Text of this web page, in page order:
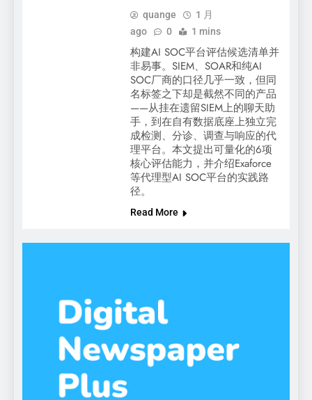
quange
1 月
ago
0 1 mins
构建AI SOC平台评估候选清单并
非易事。SIEM、SOAR和纯AI
SOC厂商的口径几乎一致，但同
名标签之下却是截然不同的产品
——从挂在遗留SIEM上的聊天助
手，到在自有数据底座上独立完
成检测、分诊、调查与响应的代
理平台。本文提出可量化的6项
核心评估能力，并介绍Exaforce
等代理型AI SOC平台的实践路
径。
Read More